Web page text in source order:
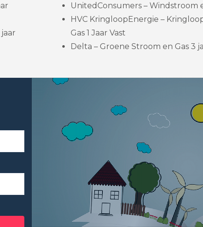
UnitedConsumers – Windstroom
HVC KringloopEnergie –
Gas 1 Jaar Vast
Delta – Groene Stroom en Gas 3